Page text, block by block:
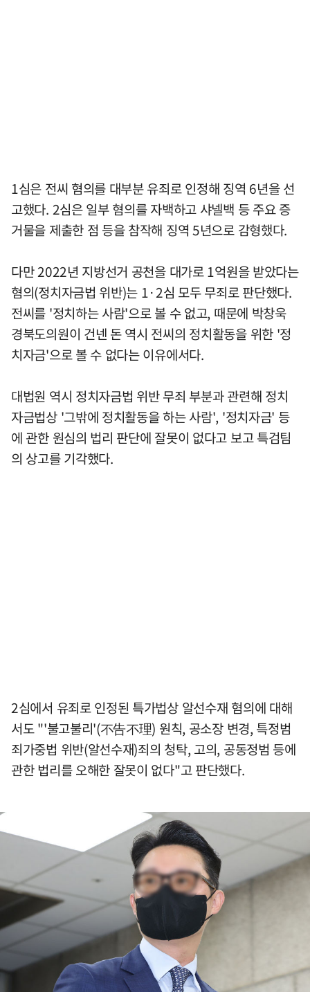
1심은 전씨 혐의를 대부분 유죄로 인정해 징역 6년을 선
고했다. 2심은 일부 혐의를 자백하고 샤넬백 등 주요 증
거물을 제출한 점 등을 참작해 징역 5년으로 감형했다.
다만 2022년 지방선거 공천을 대가로 1억원을 받았다는
혐의(정치자금법 위반)는 1·2심 모두 무죄로 판단했다.
전씨를 '정치하는 사람'으로 볼 수 없고, 때문에 박창욱
경북도의원이 건넨 돈 역시 전씨의 정치활동을 위한 '정
치자금'으로 볼 수 없다는 이유에서다.
대법원 역시 정치자금법 위반 무죄 부분과 관련해 정치
자금법상 '그밖에 정치활동을 하는 사람', '정치자금' 등
에 관한 원심의 법리 판단에 잘못이 없다고 보고 특검팀
의 상고를 기각했다.
2심에서 유죄로 인정된 특가법상 알선수재 혐의에 대해
서도 "'불고불리'(不告不理) 원칙, 공소장 변경, 특정범
죄가중법 위반(알선수재)죄의 청탁, 고의, 공동정범 등에
관한 법리를 오해한 잘못이 없다"고 판단했다.